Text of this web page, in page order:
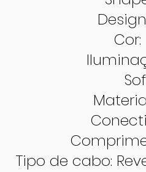
Tipo de cabo: